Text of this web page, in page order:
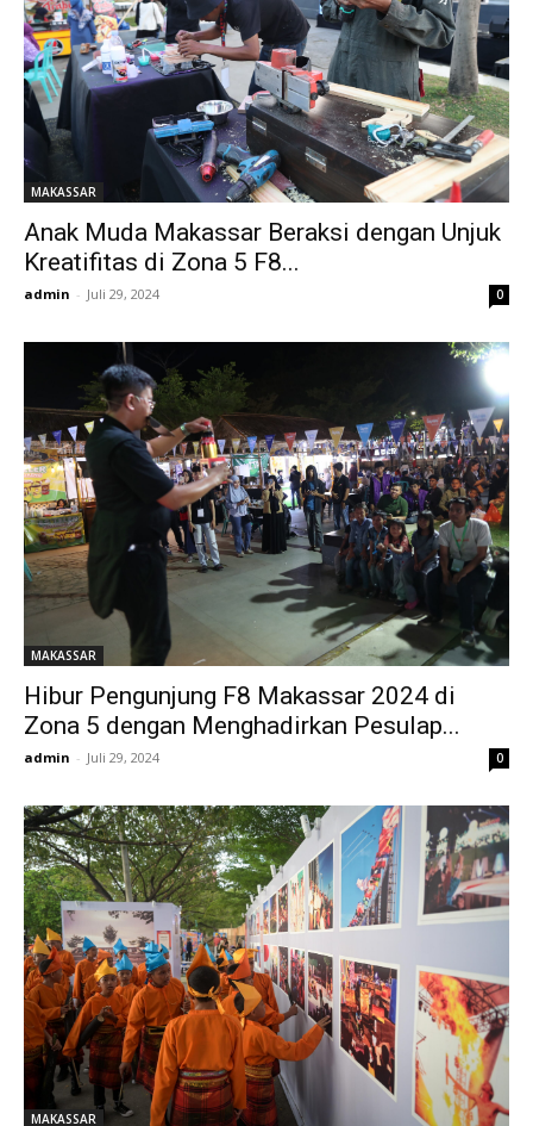
MAKASSAR
Anak Muda Makassar Beraksi dengan Unjuk
Kreatifitas di Zona 5 F8...
admin - Juli 29, 2024 0
MAKASSAR
Hibur Pengunjung F8 Makassar 2024 di
Zona 5 dengan Menghadirkan Pesulap...
admin - Juli 29, 2024 0
MAKASSAR